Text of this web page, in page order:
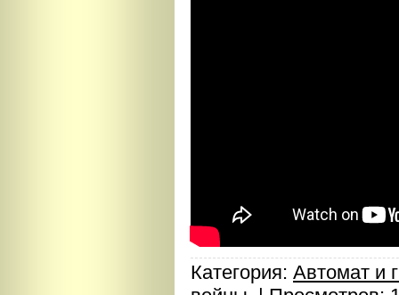
Категория: Автомат и